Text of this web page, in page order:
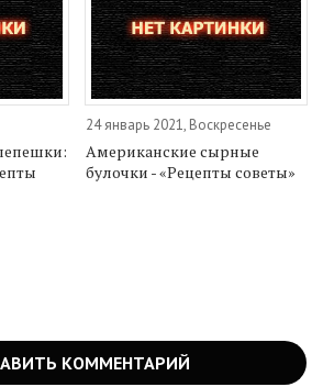
24 январь 2021, Воскресенье
Американские сырные
булочки - «Рецепты советы»
КОММЕНТАРИЙ